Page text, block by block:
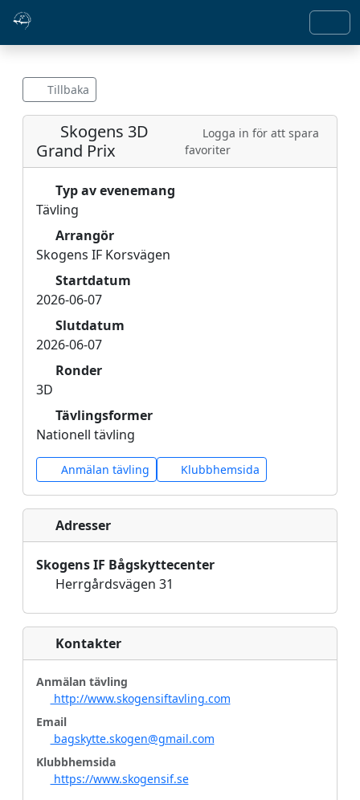
Tillbaka
Skogens 3D
Grand Prix
Logga in för att spara
favoriter
Typ av evenemang
Tävling
Arrangör
Skogens IF Korsvägen
Startdatum
2026-06-07
Slutdatum
2026-06-07
Ronder
3D
Tävlingsformer
Nationell tävling
Anmälan tävling Klubbhemsida
Adresser
Skogens IF Bågskyttecenter
Herrgårdsvägen 31
Kontakter
Anmälan tävling
http://www.skogensiftavling.com
Email
bagskytte.skogen@gmail.com
Klubbhemsida
https://www.skogensif.se